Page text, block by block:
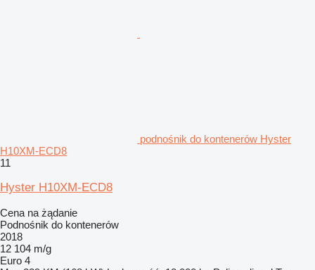
podnośnik do kontenerów Hyster
H10XM-ECD8
11
Hyster H10XM-ECD8
Cena na żądanie
Podnośnik do kontenerów
2018
12 104 m/g
Euro 4